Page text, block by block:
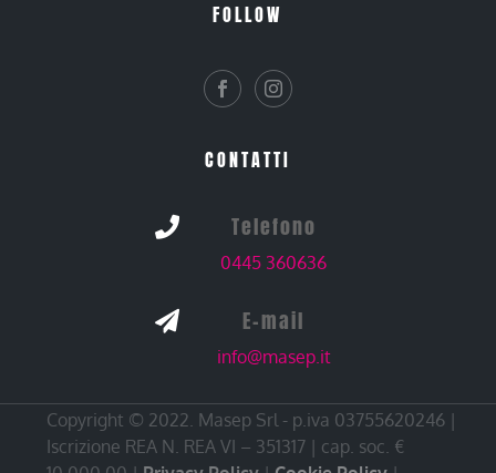
FOLLOW
CONTATTI
 Telefono
0445 360636
 E-mail
info@masep.it
Copyright © 2022. Masep Srl - p.iva 03755620246 |
Iscrizione REA N. REA VI – 351317 | cap. soc. €